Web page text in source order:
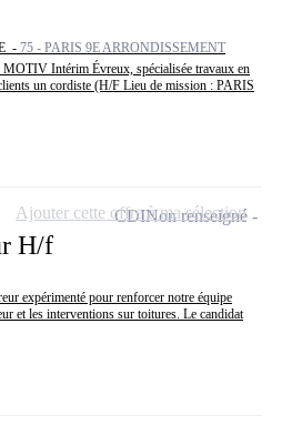
- 75 - PARIS 9E ARRONDISSEMENT
Intérim Évreux, spécialisée travaux en
un cordiste (H/F Lieu de mission : PARIS
H/f
expérimenté pour renforcer notre équipe
et les interventions sur toitures. Le candidat
CDINon renseigné
Ajouter cette offre à ma sélection